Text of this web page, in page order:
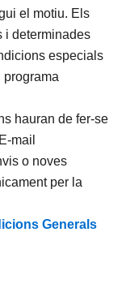
el motiu. Els
i determinades
especials
programa
hauran de fer-se
mail
o noves
per la
Generals